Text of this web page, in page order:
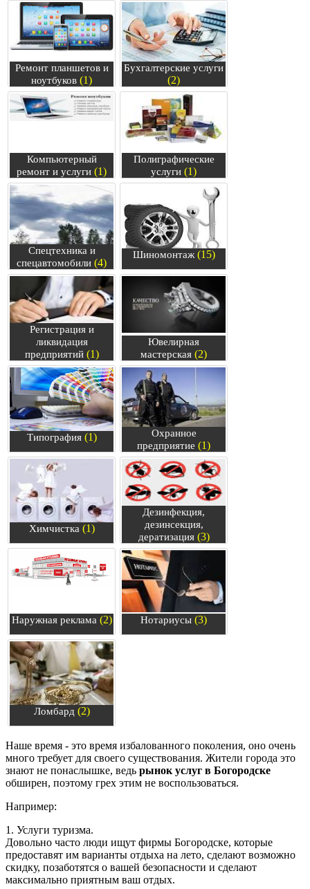
Ремонт планшетов и
ноутбуков (1)
Бухгалтерские услуги
(2)
Компьютерный
ремонт и услуги (1)
Полиграфические
услуги (1)
Спецтехника и
спецавтомобили (4)
Шиномонтаж(15)
Регистрация и
ликвидация
предприятий(1)
Ювелирная
мастерская (2)
Типография(1)
Охранное
предприятие (1)
Химчистка (1)
Дезинфекция,
дезинсекция,
дератизация(3)
Наружная реклама (2) Нотариусы (3)
Ломбард (2)
Наше время - это время избалованного поколения, оно очень
много требует для своего существования. Жители города это
знают не понаслышке, ведь рынок услуг в Богородске
обширен, поэтому грех этим не воспользоваться.
Например:
1. Услуги туризма.
Довольно часто люди ищут фирмы Богородске, которые
предоставят им варианты отдыха на лето, сделают возможно
скидку, позаботятся о вашей безопасности и сделают
максимально приятным ваш отдых.